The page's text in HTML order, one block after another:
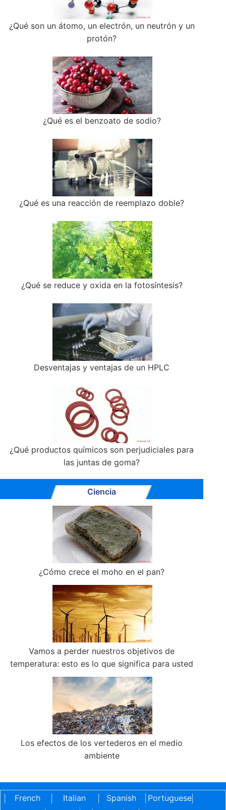
¿Qué son un átomo, un electrón, un neutrón y un
protón?
¿Qué es el benzoato de sodio?
¿Qué es una reacción de reemplazo doble?
¿Qué se reduce y oxida en la fotosíntesis?
Desventajas y ventajas de un HPLC
¿Qué productos químicos son perjudiciales para
las juntas de goma?
Ciencia
¿Cómo crece el moho en el pan?
Vamos a perder nuestros objetivos de
temperatura: esto es lo que significa para usted
Los efectos de los vertederos en el medio
ambiente
French Italian Spanish Portuguese|